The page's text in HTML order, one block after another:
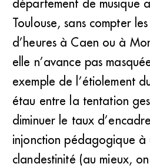
département de musique
Toulouse, sans compter
d’heures à Caen ou à
elle n’avance pas
exemple de l’étiolement
étau entre la tentation
diminuer le taux
injonction pédagogique à
clandestinité (au mieux,